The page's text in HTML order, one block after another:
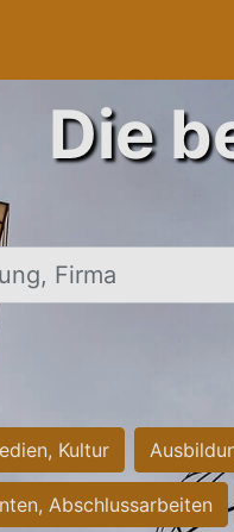
Die
Kultur
Abschlussarbeiten